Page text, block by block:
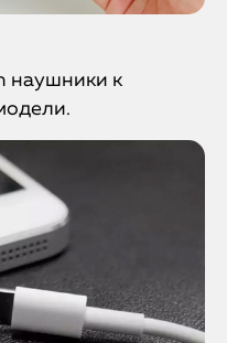
наушники к